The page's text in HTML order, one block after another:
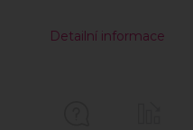
Detailní informace